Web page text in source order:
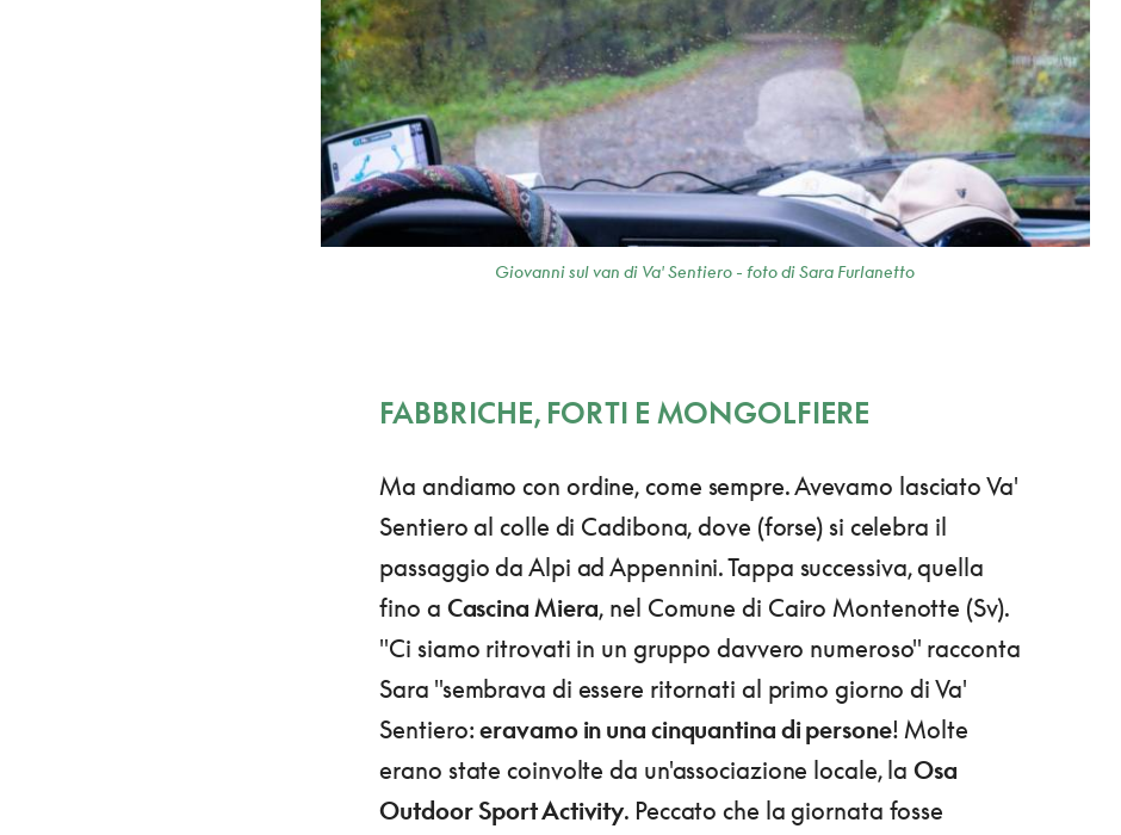
Giovanni sul van di Va' Sentiero - foto di Sara Furlanetto
FABBRICHE, FORTI E MONGOLFIERE
Ma andiamo con ordine, come sempre. Avevamo lasciato Va'
Sentiero al colle di Cadibona, dove (forse) si celebra il
passaggio da Alpi ad Appennini. Tappa successiva, quella
fino a Cascina Miera, nel Comune di Cairo Montenotte (Sv).
"Ci siamo ritrovati in un gruppo davvero numeroso" racconta
Sara "sembrava di essere ritornati al primo giorno di Va'
Sentiero:eravamo in una cinquantina di persone! Molte
erano state coinvolte da un'associazione locale, laOsa
Outdoor Sport Activity. Peccato che la giornata fosse